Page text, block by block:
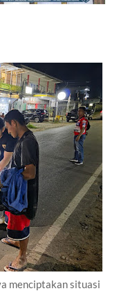
menciptakan situasi